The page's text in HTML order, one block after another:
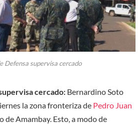
Defensa supervisa cercado
cercado: Bernardino Soto
la zona fronteriza de Pedro Juan
de Amambay. Esto, a modo de